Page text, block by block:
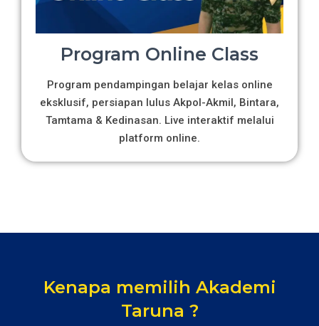
Program Online Class
Program pendampingan belajar kelas online
eksklusif, persiapan lulus Akpol-Akmil, Bintara,
Tamtama & Kedinasan. Live interaktif melalui
platform online.
Kenapa memilih Akademi
Taruna ?